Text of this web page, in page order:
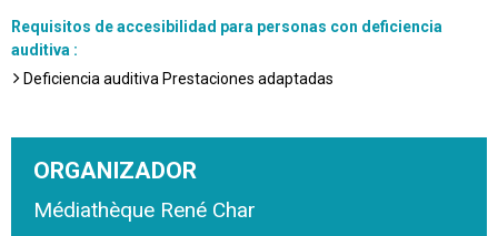
Requisitos de accesibilidad para personas con deficiencia
auditiva :
Deficiencia auditiva Prestaciones adaptadas
ORGANIZADOR
Médiathèque René Char